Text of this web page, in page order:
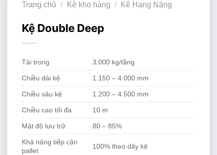
Trang chủ / Kệ kho hàng / Kệ Hạng Nặng
Kệ Double Deep
Tải trọng 3.000 kg/tầng
Chiều dài kệ 1.150 – 4.000 mm
Chiều sâu kệ 1.200 – 4.500 mm
Chiều cao tối đa 10 m
Mật độ lưu trữ 80 – 85%
Khả năng tiếp cận
pallet
100% theo dãy kệ